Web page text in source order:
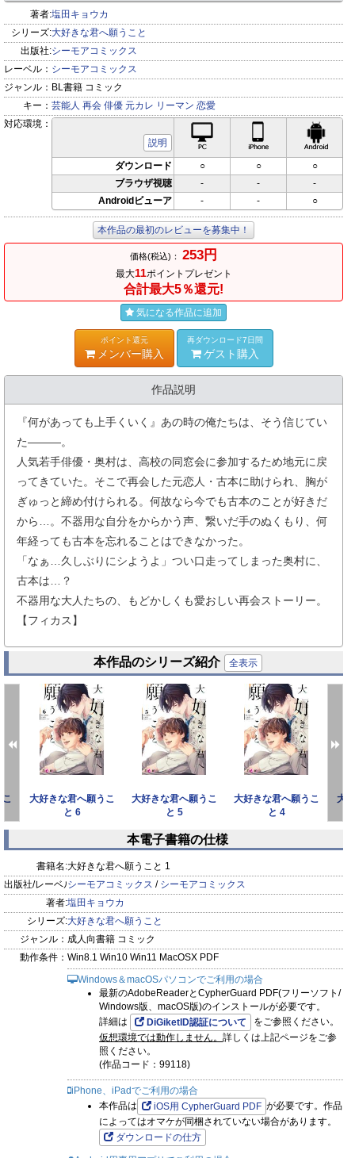
著者:塩田キョウカ
シリーズ:大好きな君へ願うこと
出版社:シーモアコミックス
レーベル： シーモアコミックス
ジャンル： BL書籍 コミック
キー： 芸能人 再会 俳優 元カレ リーマン 恋愛
対応環境：
説明
iPhone対応
ダウンロード ○ ○
○
ブラウザ視聴
- -
-
Androidビューア
- - ○
本作品の最初のレビューを募集中！
価格(税込)： 253円
最大11ポイントプレゼント
合計最大5％還元!
気になる作品に追加
ポイント還元
メンバー購入
再ダウンロード7日間
ゲスト購入
作品説明
『何があっても上手くいく』あの時の俺たちは、そう信じてい
た―――。
人気若手俳優・奥村は、高校の同窓会に参加するため地元に戻
ってきていた。そこで再会した元恋人・古本に助けられ、胸が
ぎゅっと締め付けられる。何故なら今でも古本のことが好きだ
から…。不器用な自分をからかう声、繋いだ手のぬくもり、何
年経っても古本を忘れることはできなかった。
「なぁ…久しぶりにシようよ」つい口走ってしまった奥村に、
古本は…？
不器用な大人たちの、もどかしくも愛おしい再会ストーリー。
【フィカス】
本作品のシリーズ紹介 全表示
大好きな君へ願うこ
と 6
大好きな君へ願うこ
と 5
大好きな君へ願うこ
と 4
大
prev next
本電子書籍の仕様
書籍名:大好きな君へ願うこと 1
出版社/レーベル:シーモアコミックス / シーモアコミックス
著者:塩田キョウカ
シリーズ:大好きな君へ願うこと
ジャンル： 成人向書籍 コミック
動作条件： Win8.1 Win10 Win11 MacOSX PDF
Windows＆macOSパソコンでご利用の場合
最新のAdobeReaderとCypherGuard PDF(フリーソフト/
Windows版、macOS版)のインストールが必要です。
詳細は
DiGiketID認証について
をご参照ください。
仮想環境では動作しません。 詳しくは上記ページをご参
照ください。
(作品コード：99118)
iPhone、iPadでご利用の場合
本作品は
iOS用 CypherGuard PDF が必要です。作品
によってはオマケが同梱されていない場合があります。
ダウンロードの仕方